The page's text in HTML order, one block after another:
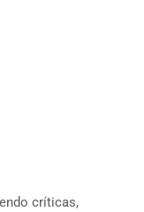
críticas,